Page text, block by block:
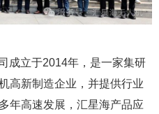
成立于2014年，是一家集研
高新制造企业，并提供行业
年高速发展，汇星海产品应